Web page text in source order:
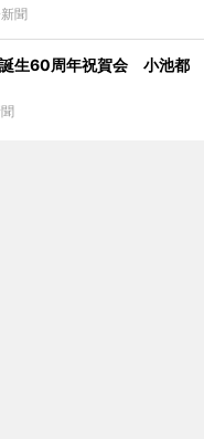
聞
誕生60周年祝賀会 小池都